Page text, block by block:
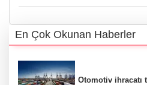
En Çok Okunan Haberler
Otomotiv ihracatı